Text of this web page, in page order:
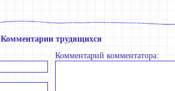
Комментарии трудящихся
Комментарий комментатора: